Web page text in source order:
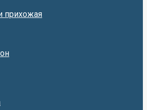
прихожая